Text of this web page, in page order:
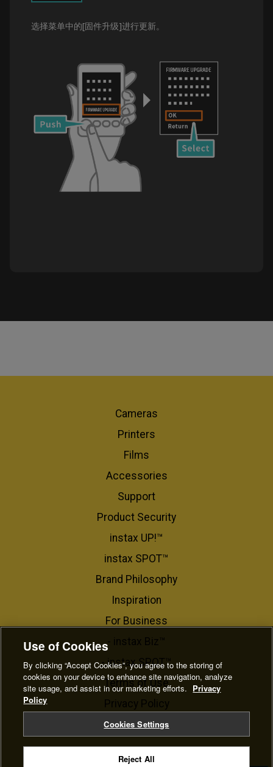
选择菜单中的[固件升级]进行更新。
Cameras
Printers
Films
Accessories
Support
Product Security
instax UP!™
instax SPOT™
Brand Philosophy
Inspiration
For Business​
- instax Biz™
- instax SPOT™
Terms of Use
Privacy Policy
Cookie Settings
Use of Cookies
By clicking “Accept Cookies”, you agree to the storing of
cookies on your device to enhance site navigation, analyze
site usage, and assist in our marketing efforts. Privacy
Policy
Cookies Settings
Reject All